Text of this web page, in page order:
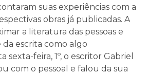
suas experiências com a
obras já publicadas. A
a literatura das pessoas e
escrita como algo
sexta-feira, 1º, o escritor Gabriel
com o pessoal e falou da sua